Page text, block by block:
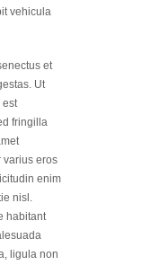
vehicula
et
Ut
est
fringilla
varius eros
enim
nisl.
habitant
ligula non